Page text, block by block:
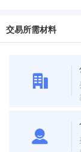
交易所需材料